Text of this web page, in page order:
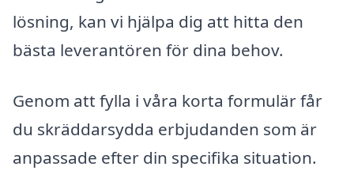
lösning, kan vi hjälpa dig att hitta den
bästa leverantören för dina behov.
Genom att fylla i våra korta formulär får
du skräddarsydda erbjudanden som är
anpassade efter din specifika situation.